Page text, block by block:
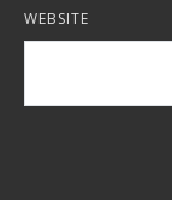
WEBSITE